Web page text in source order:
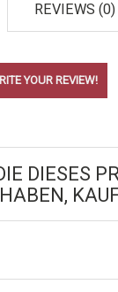
REVIEWS (0)
YOUR REVIEW!
DIESES